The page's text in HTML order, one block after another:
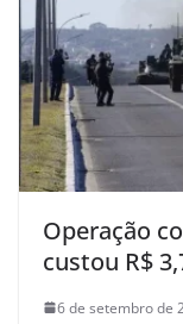
Operação
custou R$
6 de setembro de